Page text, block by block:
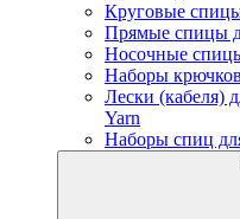
Круговые
Прямые спицы
Носочные
Наборы
Лески (кабеля)
Yarn
Наборы спиц